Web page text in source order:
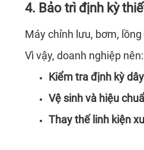
4. Bảo trì định kỳ
Máy chỉnh lưu, bơm,
Vì vậy, doanh nghiệp nên:
Kiểm tra định kỳ
Vệ sinh và hiệu
Thay thế linh kiện